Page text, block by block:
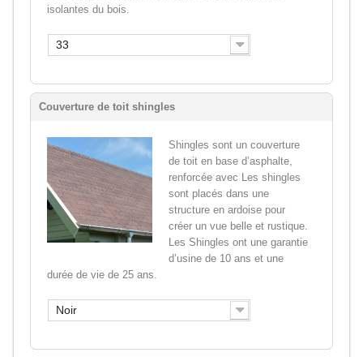
isolantes du bois.
33
Couverture de toit shingles
Shingles sont un couverture
de toit en base d’asphalte,
renforcée avec Les shingles
sont placés dans une
structure en ardoise pour
créer un vue belle et rustique.
Les Shingles ont une garantie
d’usine de 10 ans et une
durée de vie de 25 ans.
Noir